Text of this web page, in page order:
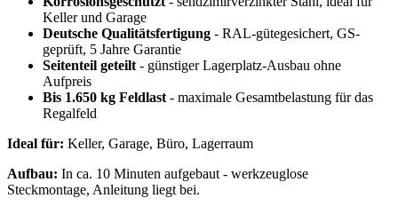
Keller und Garage
Deutsche Qualitätsfertigung - RAL-gütegesichert, GS-
geprüft, 5 Jahre Garantie
Seitenteil geteilt- günstiger Lagerplatz-Ausbau ohne
Aufpreis
Bis 1.650 kg Feldlast- maximale Gesamtbelastung für das
Regalfeld
Ideal für: Keller, Garage, Büro, Lagerraum
Aufbau: In ca. 10 Minuten aufgebaut - werkzeuglose
Steckmontage, Anleitung liegt bei.